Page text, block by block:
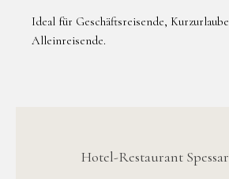
Ideal für Geschäftsreisende,
Alleinreisende.
Hotel-Restaurant